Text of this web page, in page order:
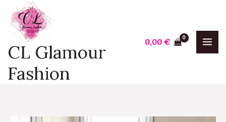
Aller
contenu
CL Glamour
Fashion
0,00€